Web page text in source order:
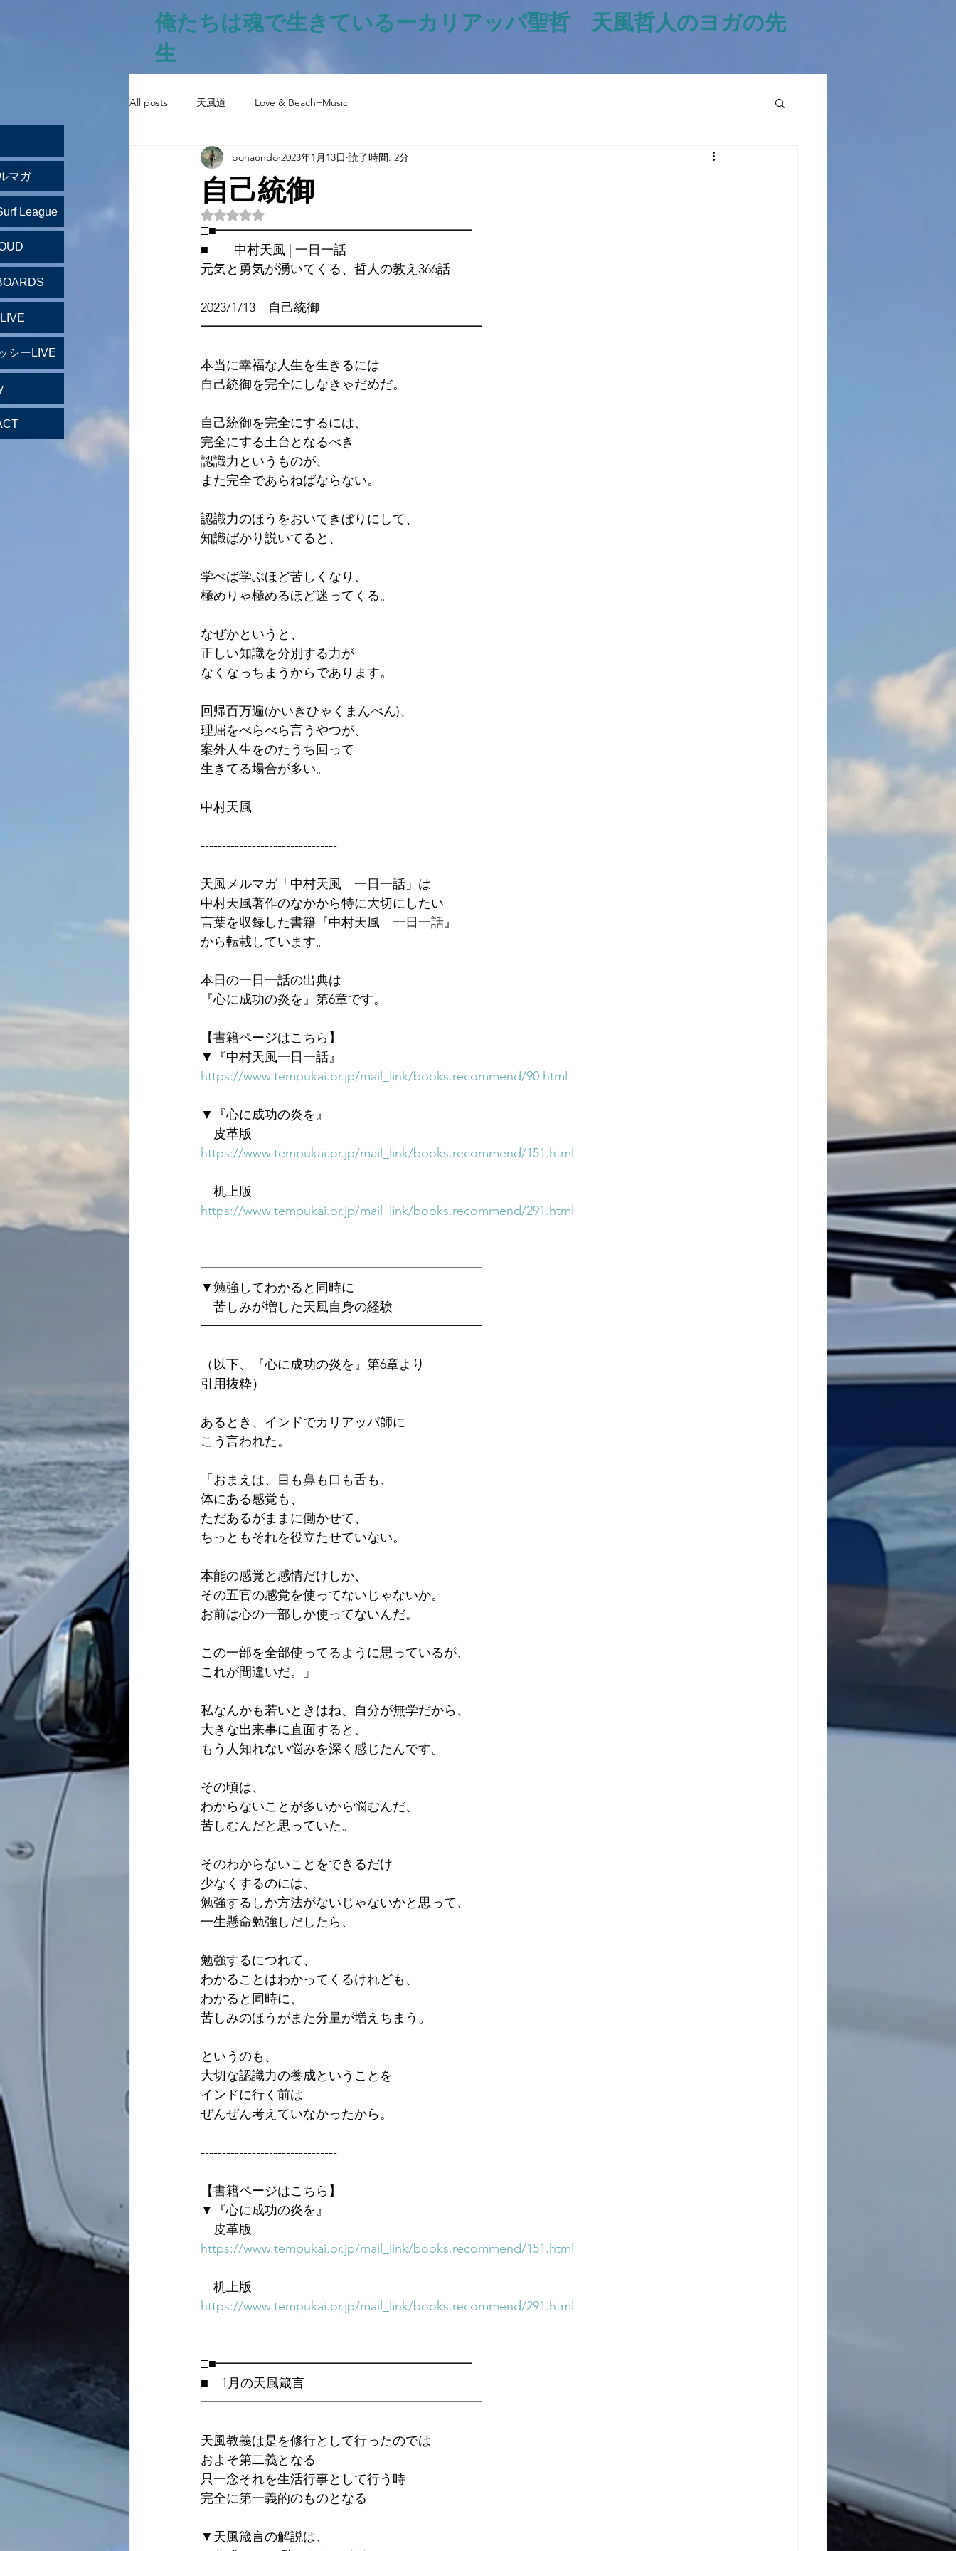
俺たちは魂で生きているー​カリアッパ聖哲 天風哲人のヨガの先
生
All posts 天風道 Love & Beach+Music
自己統御
bonaondo 2023年1月13日 読了時間: 2分
5つ星のうちNaNと評価されています。
□■━━━━━━━━━━━━━━━━━━━━
■　　中村天風 | 一日一話
元気と勇気が湧いてくる、哲人の教え366話
2023/1/13　自己統御
━━━━━━━━━━━━━━━━━━━━━━
本当に幸福な人生を生きるには
自己統御を完全にしなきゃだめだ。
自己統御を完全にするには、
完全にする土台となるべき
認識力というものが、
また完全であらねばならない。
認識力のほうをおいてきぼりにして、
知識ばかり説いてると、
学べば学ぶほど苦しくなり、
極めりゃ極めるほど迷ってくる。
なぜかというと、
正しい知識を分別する力が
なくなっちまうからであります。
回帰百万遍(かいきひゃくまんべん)、
理屈をべらべら言うやつが、
案外人生をのたうち回って
生きてる場合が多い。
中村天風
--------------------------------
天風メルマガ「中村天風　一日一話」は
中村天風著作のなかから特に大切にしたい
言葉を収録した書籍『中村天風　一日一話』
から転載しています。
本日の一日一話の出典は
『心に成功の炎を』第6章です。
【書籍ページはこちら】
▼『中村天風一日一話』
https://www.tempukai.or.jp/mail_link/books.recommend/90.html
▼『心に成功の炎を』
皮革版
https://www.tempukai.or.jp/mail_link/books.recommend/151.html
机上版
https://www.tempukai.or.jp/mail_link/books.recommend/291.html
━━━━━━━━━━━━━━━━━━━━━━
▼勉強してわかると同時に
苦しみが増した天風自身の経験
━━━━━━━━━━━━━━━━━━━━━━
（以下、『心に成功の炎を』第6章より
引用抜粋）
あるとき、インドでカリアッパ師に
こう言われた。
「おまえは、目も鼻も口も舌も、
体にある感覚も、
ただあるがままに働かせて、
ちっともそれを役立たせていない。
本能の感覚と感情だけしか、
その五官の感覚を使ってないじゃないか。
お前は心の一部しか使ってないんだ。
この一部を全部使ってるように思っているが、
これが間違いだ。」
私なんかも若いときはね、自分が無学だから、
大きな出来事に直面すると、
もう人知れない悩みを深く感じたんです。
その頃は、
わからないことが多いから悩むんだ、
苦しむんだと思っていた。
そのわからないことをできるだけ
少なくするのには、
勉強するしか方法がないじゃないかと思って、
一生懸命勉強しだしたら、
勉強するにつれて、
わかることはわかってくるけれども、
わかると同時に、
苦しみのほうがまた分量が増えちまう。
というのも、
大切な認識力の養成ということを
インドに行く前は
ぜんぜん考えていなかったから。
--------------------------------
【書籍ページはこちら】
▼『心に成功の炎を』
皮革版
https://www.tempukai.or.jp/mail_link/books.recommend/151.html
机上版
https://www.tempukai.or.jp/mail_link/books.recommend/291.html
□■━━━━━━━━━━━━━━━━━━━━
■　1月の天風箴言
━━━━━━━━━━━━━━━━━━━━━━
天風教義は是を修行として行ったのでは
およそ第二義となる
只一念それを生活行事として行う時
完全に第一義的のものとなる
▼天風箴言の解説は、
マガ
League
シーLIVE